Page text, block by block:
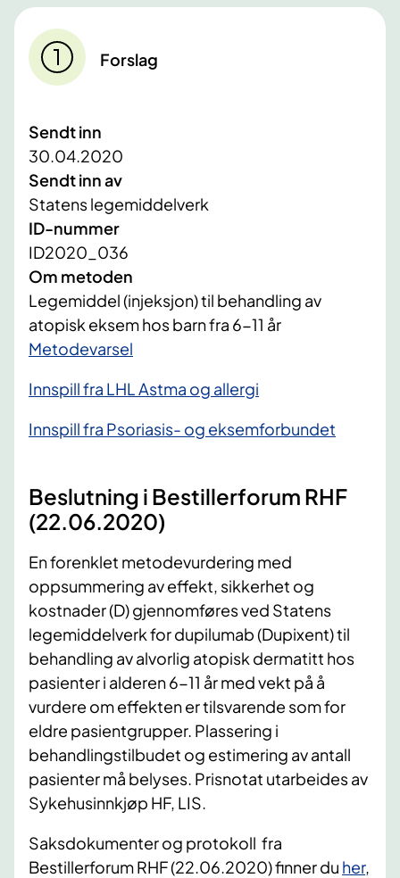
Forslag
Sendt inn
30.04.2020
Sendt inn av
Statens legemiddelverk
ID-nummer
ID2020_036
Om metoden
Legemiddel (injeksjon) til behandling av
atopisk eksem hos barn fra 6-11 år
​Metodevarsel
Innspill fra LHL Astma og allergi
Innspill fra Psoriasis- og eksemforbundet
Beslutning i Bestillerforum RHF
(22.06.2020)
En forenklet metodevurdering med
oppsummering av effekt, sikkerhet og
kostnader (D) gjennomføres ved Statens
legemiddelverk for dupilumab (Dupixent) til
behandling av alvorlig atopisk dermatitt hos
pasienter i alderen 6-11 år med vekt på å
vurdere om effekten er tilsvarende som for
eldre pasientgrupper. Plassering i
behandlingstilbudet og estimering av antall
pasienter må belyses. Prisnotat utarbeides av
Sykehusinnkjøp HF, LIS.
Saksdokumenter og protokoll fra
Bestillerforum RHF (22.06.2020) finner du her,